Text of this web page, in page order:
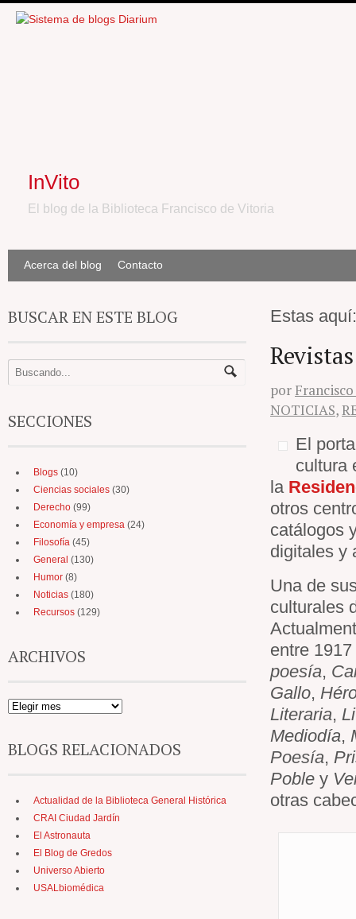
InVito
El blog de la Biblioteca Francisco de Vitoria
Acerca del blog Contacto
Estas aquí:
por
NOTICIAS,
El
cultura
la
otros
catálogos
digitales y
Una de
culturales
entre
poesía,
Gallo,
Literaria,
Mediodía,
Poesía,
Poble y
otras
BUSCAR EN ESTE BLOG
SECCIONES
Blogs (10)
Ciencias sociales (30)
Derecho (99)
Economía y empresa (24)
Filosofía (45)
General (130)
Humor (8)
Noticias (180)
Recursos (129)
ARCHIVOS
BLOGS RELACIONADOS
Actualidad de la Biblioteca General Histórica
CRAI Ciudad Jardín
El Astronauta
El Blog de Gredos
Universo Abierto
USALbiomédica